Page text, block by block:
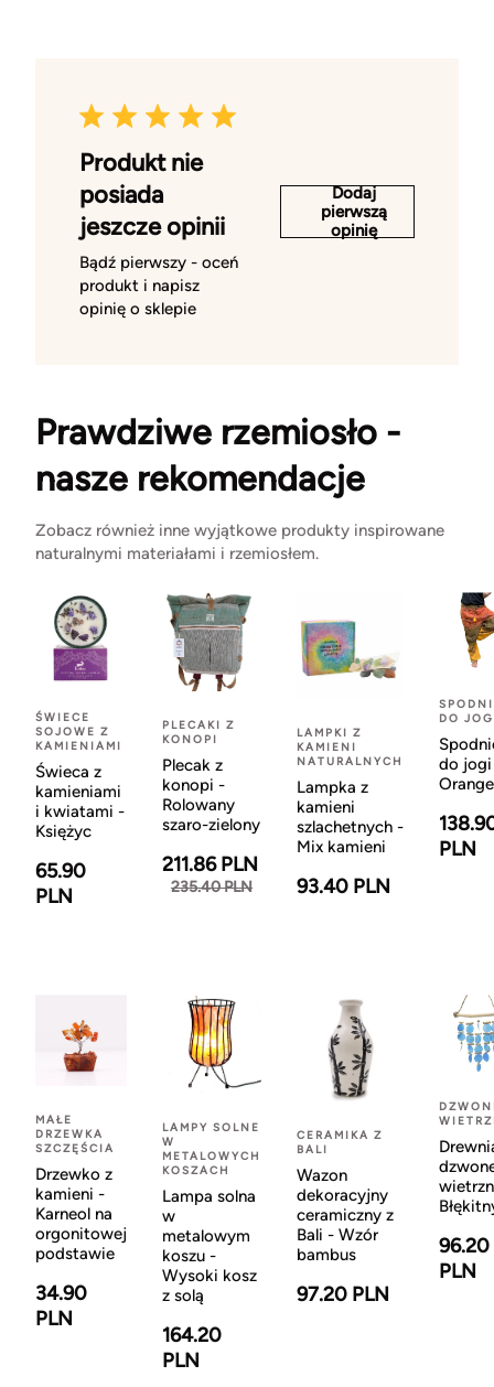
Produkt nie
posiada
jeszcze opinii
Bądź pierwszy - oceń
produkt i napisz
opinię o sklepie
Dodaj
pierwszą
opinię
Prawdziwe rzemiosło -
nasze rekomendacje
Zobacz również inne wyjątkowe produkty inspirowane
naturalnymi materiałami i rzemiosłem.
ŚWIECE
SOJOWE Z
KAMIENIAMI
Świeca z
kamieniami
i kwiatami -
Księżyc
65.90
PLN
PLECAKI Z
KONOPI
Plecak z
konopi -
Rolowany
szaro-zielony
211.86 PLN
235.40 PLN
LAMPKI Z
KAMIENI
NATURALNYCH
Lampka z
kamieni
szlachetnych -
Mix kamieni
93.40 PLN
DO
do
Orange
PLN
MAŁE
DRZEWKA
SZCZĘŚCIA
Drzewko z
kamieni -
Karneol na
orgonitowej
podstawie
34.90
PLN
LAMPY SOLNE
W
METALOWYCH
KOSZACH
Lampa solna
w
metalowym
koszu -
Wysoki kosz
z solą
164.20
PLN
CERAMIKA Z
BALI
Wazon
dekoracyjny
ceramiczny z
Bali - Wzór
bambus
97.20 PLN
96.20
PLN